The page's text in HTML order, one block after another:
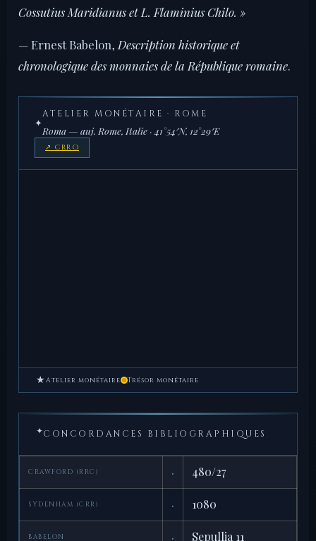
Cossutius Maridianus et L. Flaminius Chilo. »
— Ernest Babelon, Description historique et
chronologique des monnaies de la République romaine.
✦
ATELIER MONÉTAIRE · ROME
Roma — auj. Rome, Italie · 41°54′N, 12°29′E
↗ CRRO
★ Atelier monétaire Trésor monétaire
✦CONCORDANCES BIBLIOGRAPHIQUES
CRAWFORD (RRC) · 480/27
SYDENHAM (CRR) · 1080
BABELON · Sepullia 11